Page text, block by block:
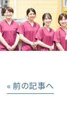
« 前の記事へ